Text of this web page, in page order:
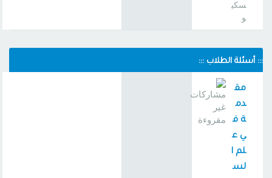
سكي
و
::: أسئلة الطلاب :::
مق
دم
ة ف
ي ع
لم ا
لس